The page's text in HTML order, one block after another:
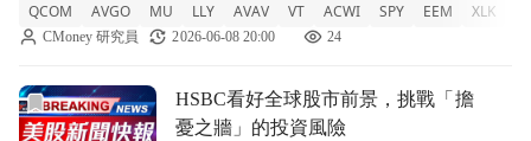
同時國防科技與預測分析平台成為新興投資主
題。專家認為，當前市場雜音多已反映在價格
QCOM AVGO MU LLY AVAV VT ACWI SPY EEM XLK
CMoney 研究員 2026-06-08 20:00 24
前往HSBC看好全球股市前景，挑戰「擔憂之牆」的投資風險
HSBC看好全球股市前景，挑戰「擔
憂之牆」的投資風險